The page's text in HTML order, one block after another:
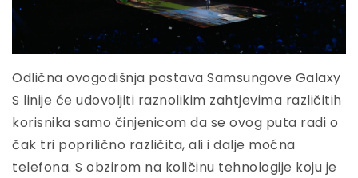
Odlična ovogodišnja postava Samsungove Galaxy
S linije će udovoljiti raznolikim zahtjevima različitih
korisnika samo činjenicom da se ovog puta radi o
čak tri poprilično različita, ali i dalje moćna
telefona. S obzirom na količinu tehnologije koju je